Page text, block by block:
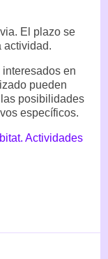
El plazo se
actividad.
en
pueden
posibilidades
específicos.
Actividades